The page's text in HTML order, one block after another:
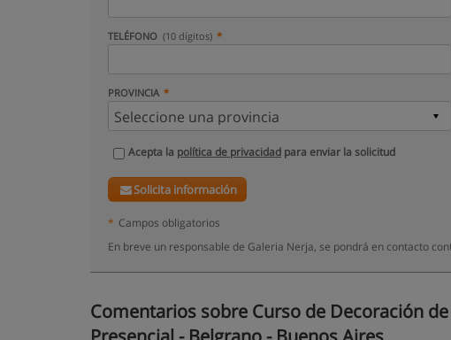
TELÉFONO (10 dígitos)
PROVINCIA
Acepta la política de privacidad para enviar la solicitud
Solicita información
* Campos obligatorios
En breve un responsable de Galeria Nerja, se pondrá en contacto
Comentarios sobre Curso de Decoración